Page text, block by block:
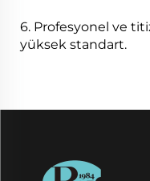
6. Profesyonel ve
yüksek standart.